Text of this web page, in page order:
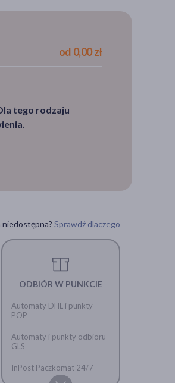
od 0,00 zł
tego rodzaju
niedostępna? Sprawdź dlaczego
ODBIÓR W PUNKCIE
Automaty DHL i punkty
POP
Automaty i punkty odbioru
GLS
InPost Paczkomat 24/7